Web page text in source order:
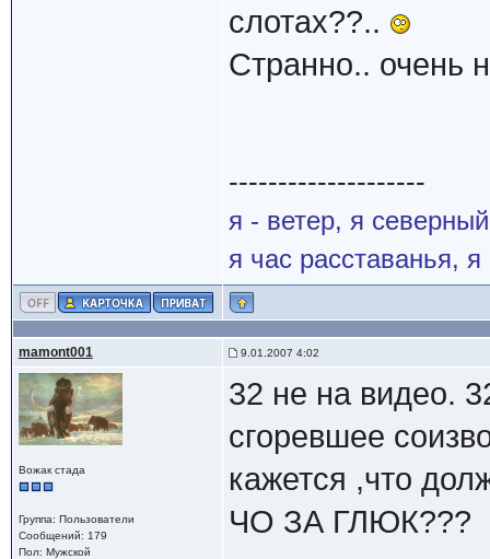
слотах??..
Странно.. очень
--------------------
я - ветер, я
я час расставанья,
mamont001 9.01.2007 4:02
Вожак стада
Группа: Пользователи
Сообщений: 179
Пол: Мужской
32 не на видео.
сгоревшее
кажется ,что
ЧО ЗА ГЛЮК???